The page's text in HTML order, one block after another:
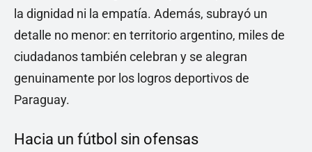
la dignidad ni la empatía. Además, subrayó un
detalle no menor: en territorio argentino, miles de
ciudadanos también celebran y se alegran
genuinamente por los logros deportivos de
Paraguay.
Hacia un fútbol sin ofensas